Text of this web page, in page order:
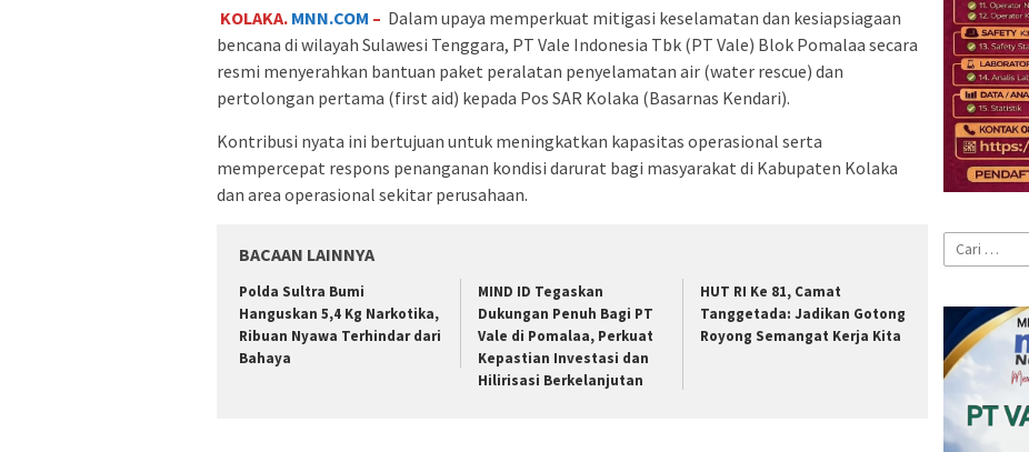
KOLAKA. MNN.COM – Dalam upaya memperkuat mitigasi keselamatan dan kesiapsiagaan
bencana di wilayah Sulawesi Tenggara, PT Vale Indonesia Tbk (PT Vale) Blok Pomalaa secara
resmi menyerahkan bantuan paket peralatan penyelamatan air (water rescue) dan
pertolongan pertama (first aid) kepada Pos SAR Kolaka (Basarnas Kendari).
Kontribusi nyata ini bertujuan untuk meningkatkan kapasitas operasional serta
mempercepat respons penanganan kondisi darurat bagi masyarakat di Kabupaten Kolaka
dan area operasional sekitar perusahaan.
BACAAN LAINNYA
Polda Sultra Bumi
Hanguskan 5,4 Kg Narkotika,
Ribuan Nyawa Terhindar dari
Bahaya
MIND ID Tegaskan
Dukungan Penuh Bagi PT
Vale di Pomalaa, Perkuat
Kepastian Investasi dan
Hilirisasi Berkelanjutan
HUT RI Ke 81, Camat
Tanggetada: Jadikan Gotong
Royong Semangat Kerja Kita
Cari
untuk: